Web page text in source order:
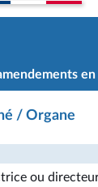
/ Organe